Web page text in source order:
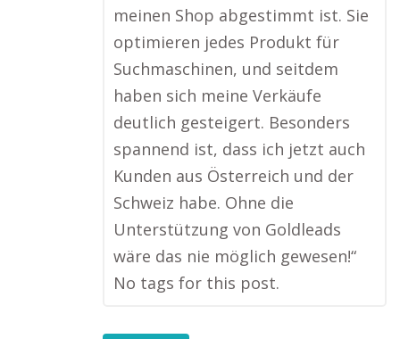
meinen Shop abgestimmt ist. Sie
optimieren jedes Produkt für
Suchmaschinen, und seitdem
haben sich meine Verkäufe
deutlich gesteigert. Besonders
spannend ist, dass ich jetzt auch
Kunden aus Österreich und der
Schweiz habe. Ohne die
Unterstützung von Goldleads
wäre das nie möglich gewesen!“
No tags for this post.